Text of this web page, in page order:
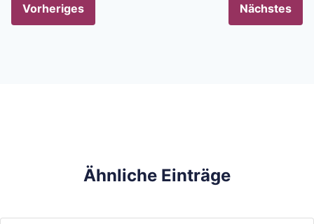
Vorheriges Nächstes
Ähnliche Einträge